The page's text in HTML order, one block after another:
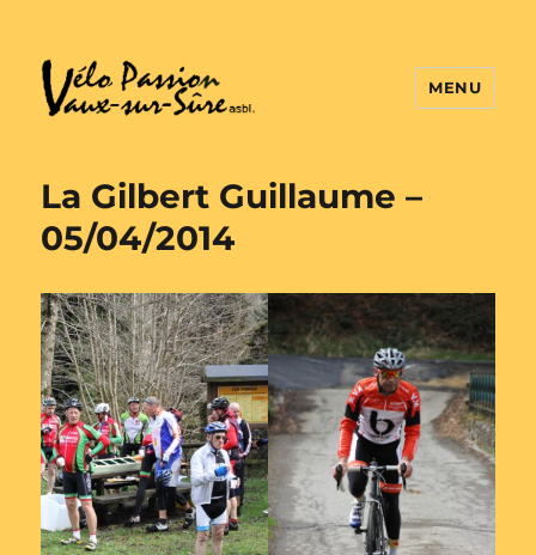
MENU
La Gilbert Guillaume –
05/04/2014